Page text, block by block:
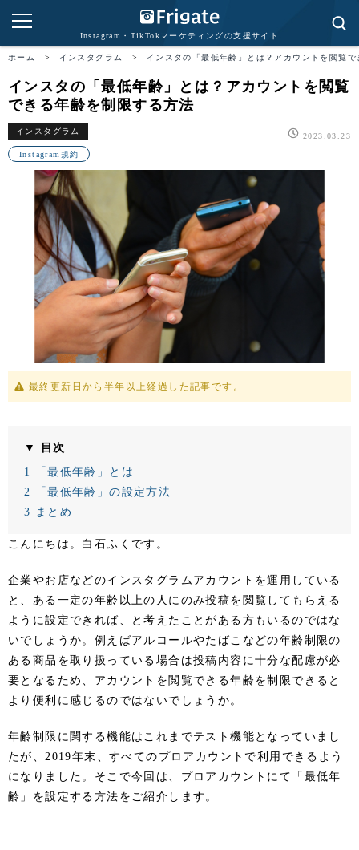
Instagram・TikTokマーケティングの支援サイト
ホーム > インスタグラム > インスタの「最低年齢」とは？アカウントを閲覧
インスタの「最低年齢」とは？アカウントを閲覧
できる年齢を制限する方法
インスタグラム
2023.03.23
Instagram規約
最終更新日から半年以上経過した記事です。
▼ 目次
1
「最低年齢」とは
2 「最低年齢」の設定方法
3 まとめ
こんにちは。白石ふくです。
企業やお店などのインスタグラムアカウントを運用している
と、ある一定の年齢以上の人にのみ投稿を閲覧してもらえる
ように設定できれば、と考えたことがある方もいるのではな
いでしょうか。例えばアルコールやたばこなどの年齢制限の
ある商品を取り扱っている場合は投稿内容に十分な配慮が必
要となるため、アカウントを閲覧できる年齢を制限できると
より便利に感じるのではないでしょうか。
年齢制限に関する機能はこれまでテスト機能となっていまし
たが、2019年末、すべてのプロアカウントで利用できるよう
になりました。そこで今回は、プロアカウントにて「最低年
齢」を設定する方法をご紹介します。